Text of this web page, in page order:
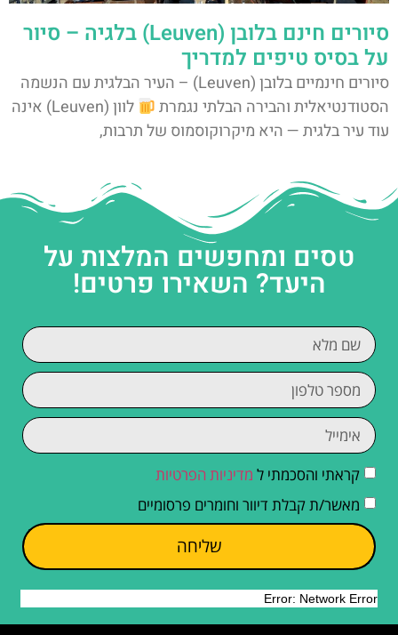
סיורים חינם בלובן (Leuven) בלגיה – סיור
על בסיס טיפים למדריך
סיורים חינמיים בלובן (Leuven) – העיר הבלגית עם הנשמה
הסטודנטיאלית והבירה הבלתי נגמרת
לוון (Leuven) אינה
עוד עיר בלגית — היא מיקרוקוסמוס של תרבות,
טסים ומחפשים המלצות על
היעד? השאירו פרטים!
קראתי והסכמתי ל מדיניות הפרטיות
מאשר/ת קבלת דיוור וחומרים פרסומיים
שליחה